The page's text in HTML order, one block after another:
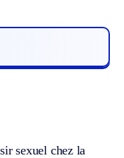
sexuel chez la